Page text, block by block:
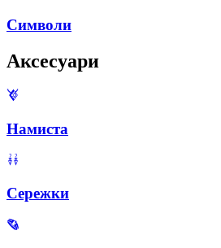
Символи
Аксесуари
Намиста
Сережки